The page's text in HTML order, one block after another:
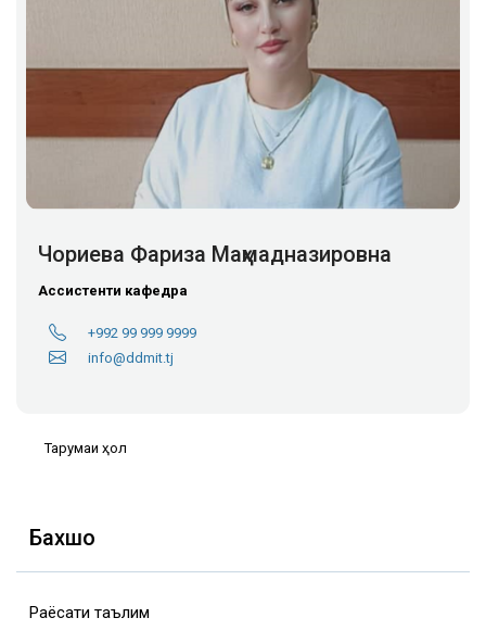
Чориева Фариза Маҳмадназировна
Ассистенти кафедра
+992 99 999 9999
info@ddmit.tj
Тарҷумаи ҳол
Бахшҳо
Раёсати таълим